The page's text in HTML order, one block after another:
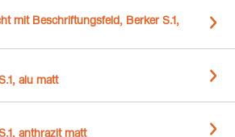
mit Beschriftungsfeld, Berker S.1,
alu matt
anthrazit matt